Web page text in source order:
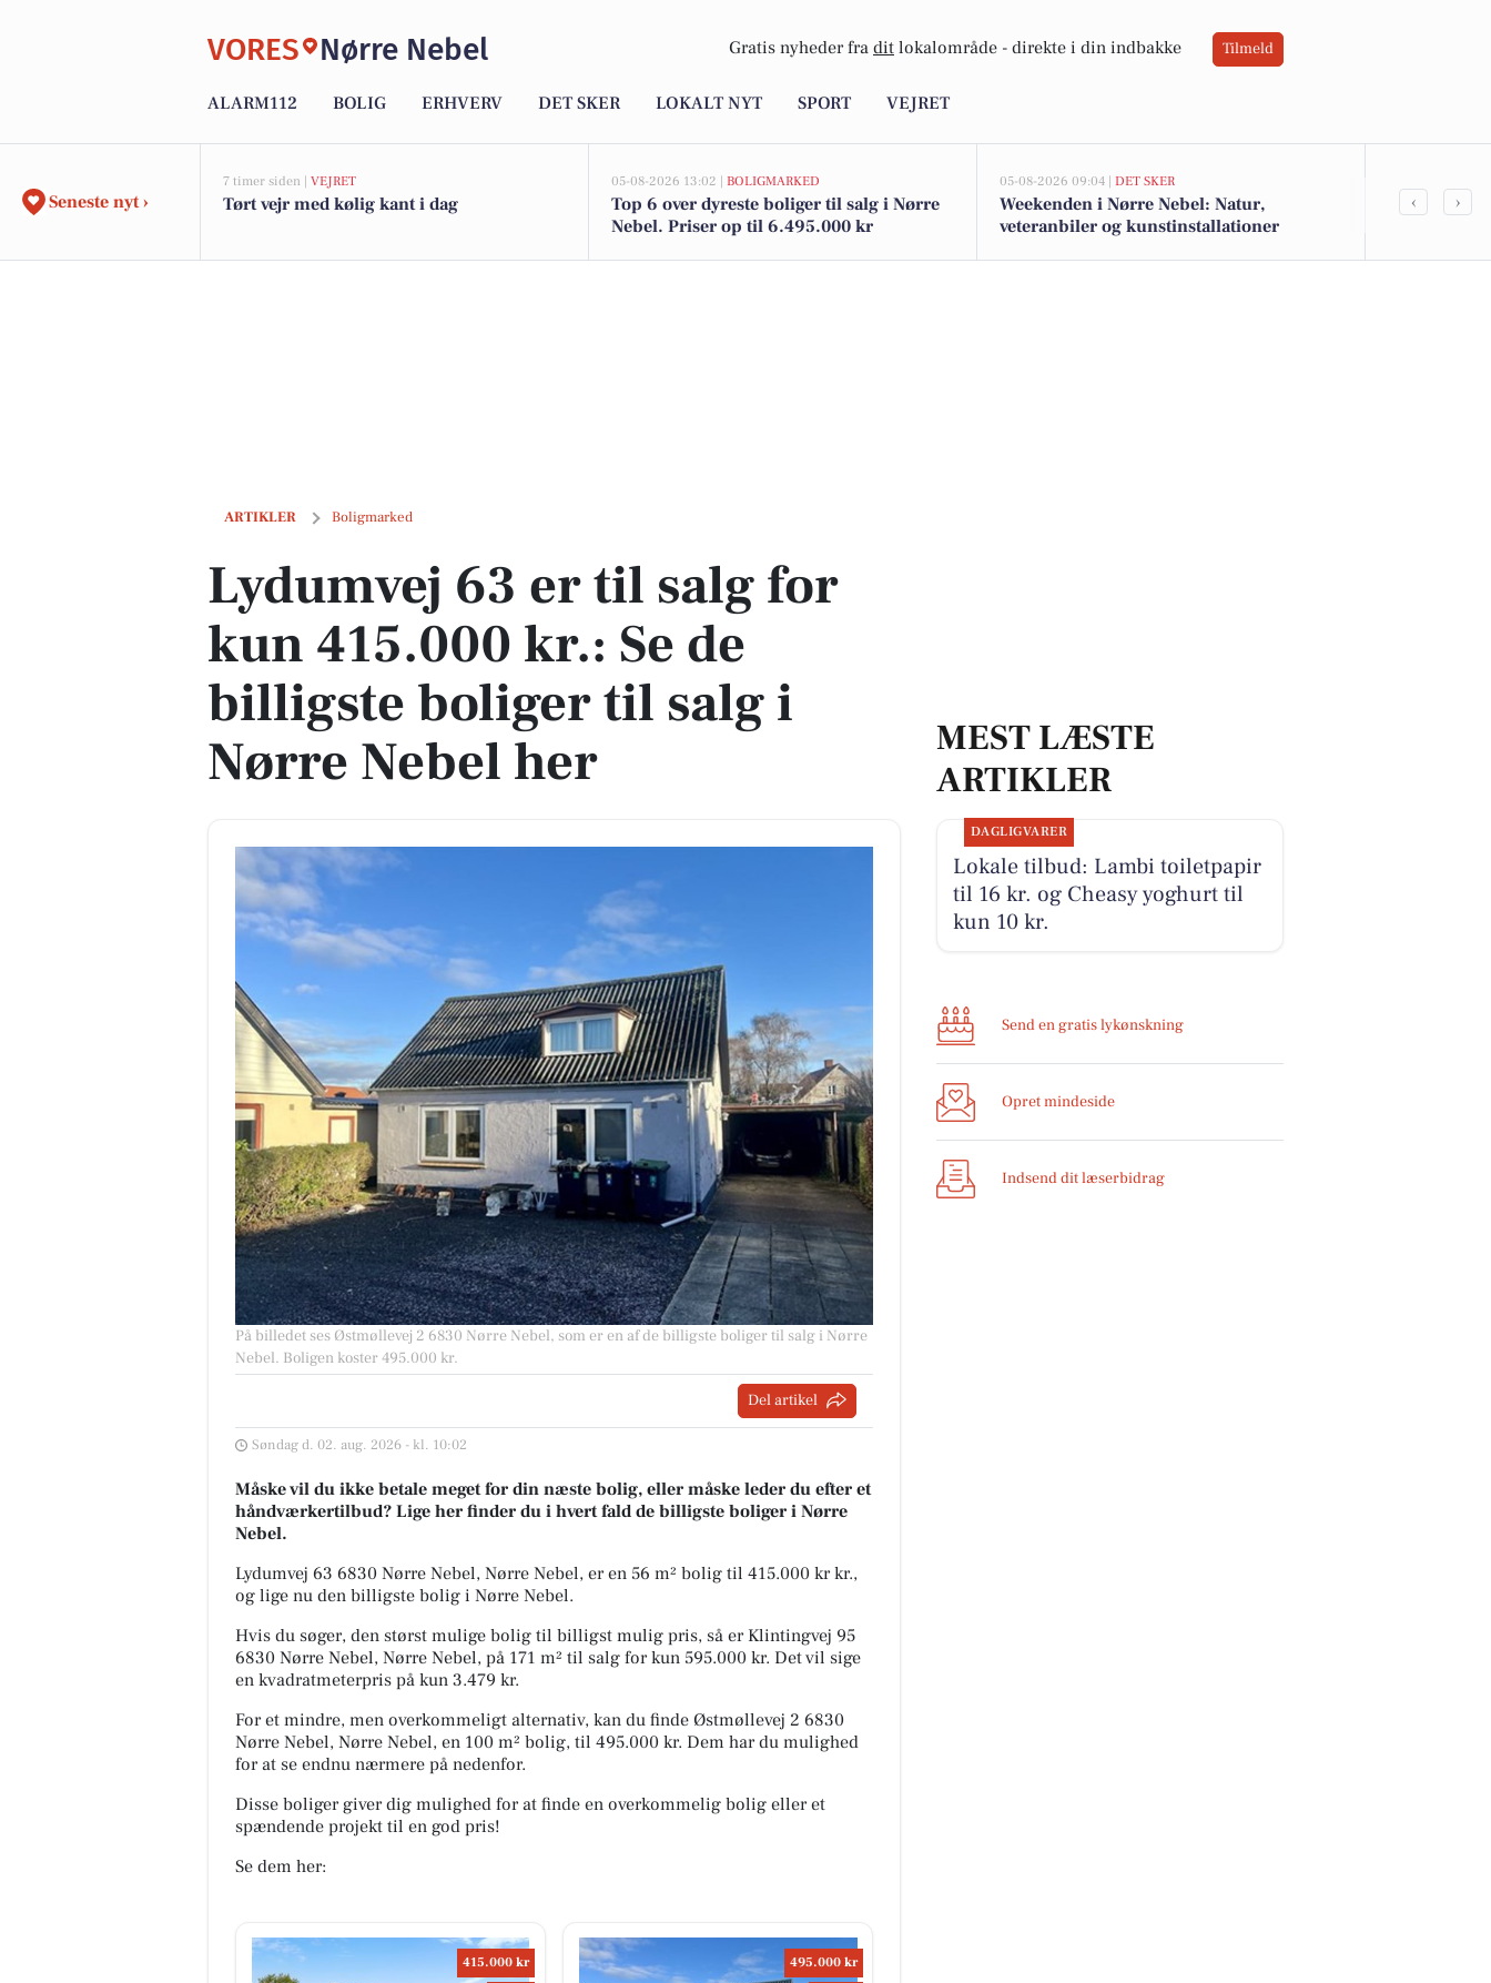
VORES Nørre Nebel Gratis nyheder fra dit lokalområde - direkte i din indbakke Tilmeld
ALARM112 BOLIG ERHVERV DET SKER LOKALT NYT SPORT VEJRET
Seneste nyt ›
7 timer siden | VEJRET
Tørt vejr med kølig kant i dag
05-08-2026 13:02 | BOLIGMARKED
Top 6 over dyreste boliger til salg i Nørre
Nebel. Priser op til 6.495.000 kr
05-08-2026 09:04 | DET SKER
Weekenden i Nørre Nebel: Natur,
veteranbiler og kunstinstallationer
Lokale
‹ ›
ARTIKLER Boligmarked
Lydumvej 63 er til salg for kun 415.000 kr.: Se de billigste boliger til salg i Nørre Nebel her
Lydumvej 63 er til salg for
kun 415.000 kr.: Se de
billigste boliger til salg i
Nørre Nebel her
På billedet ses Østmøllevej 2 6830 Nørre Nebel, som er en af de billigste boliger til salg i Nørre
Nebel. Boligen koster 495.000 kr.
Del artikel
Søndag d. 02. aug. 2026 - kl. 10:02
Måske vil du ikke betale meget for din næste bolig, eller måske leder du efter et
håndværkertilbud? Lige her finder du i hvert fald de billigste boliger i Nørre
Nebel.
Lydumvej 63 6830 Nørre Nebel, Nørre Nebel, er en 56 m² bolig til 415.000 kr kr.,
og lige nu den billigste bolig i Nørre Nebel.
Hvis du søger, den størst mulige bolig til billigst mulig pris, så er Klintingvej 95
6830 Nørre Nebel, Nørre Nebel, på 171 m² til salg for kun 595.000 kr. Det vil sige
en kvadratmeterpris på kun 3.479 kr.
For et mindre, men overkommeligt alternativ, kan du finde Østmøllevej 2 6830
Nørre Nebel, Nørre Nebel, en 100 m² bolig, til 495.000 kr. Dem har du mulighed
for at se endnu nærmere på nedenfor.
Disse boliger giver dig mulighed for at finde en overkommelig bolig eller et
spændende projekt til en god pris!
Se dem her:
415.000 kr
495.000 kr
MEST LÆSTE
ARTIKLER
DAGLIGVARER
Lokale tilbud: Lambi toiletpapir
til 16 kr. og Cheasy yoghurt til
kun 10 kr.
Send en gratis lykønskning
Opret mindeside
Indsend dit læserbidrag